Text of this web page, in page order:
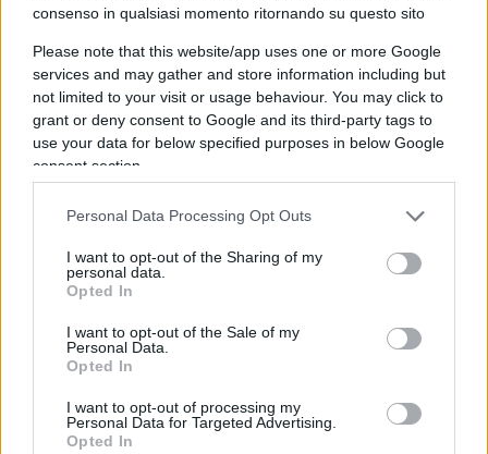
consenso in qualsiasi momento ritornando su questo sito
Please note that this website/app uses one or more Google
services and may gather and store information including but
not limited to your visit or usage behaviour. You may click to
grant or deny consent to Google and its third-party tags to
use your data for below specified purposes in below Google
consent section.
Personal Data Processing Opt Outs
I want to opt-out of the Sharing of my
personal data.
Opted In
I want to opt-out of the Sale of my
Personal Data.
Opted In
I want to opt-out of processing my
Personal Data for Targeted Advertising.
Opted In
Quel piccolo libro fu idealmente dato alle fiamme
(in primo luogo dagli zelanti media “d’area”,
sempre più realisti del re), e l’ancora più piccolo
autore fu isolato e identificato come reprobo.
alle idee e alla discussione politica, le primarie le
ha fatte Salvini nelle urne, e dal suo punto di vista
ha fatto benissimo. Ed è un po’ triste vedere
quello che fu il maggior partito del centrodestra
diviso tra ansie esclusivamente aziendali e
dirigenti (casuali, prepotenti, improvvisati) già
pronti all’Anschluss salviniano. Senza idee e senza